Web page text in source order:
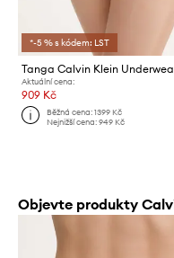
*-5 % s kódem: LST
Tanga Calvin Klein
Aktuální cena:
909 Kč
Běžná cena:1399 Kč
Nejnižší cena:949 Kč
Objevte produkty